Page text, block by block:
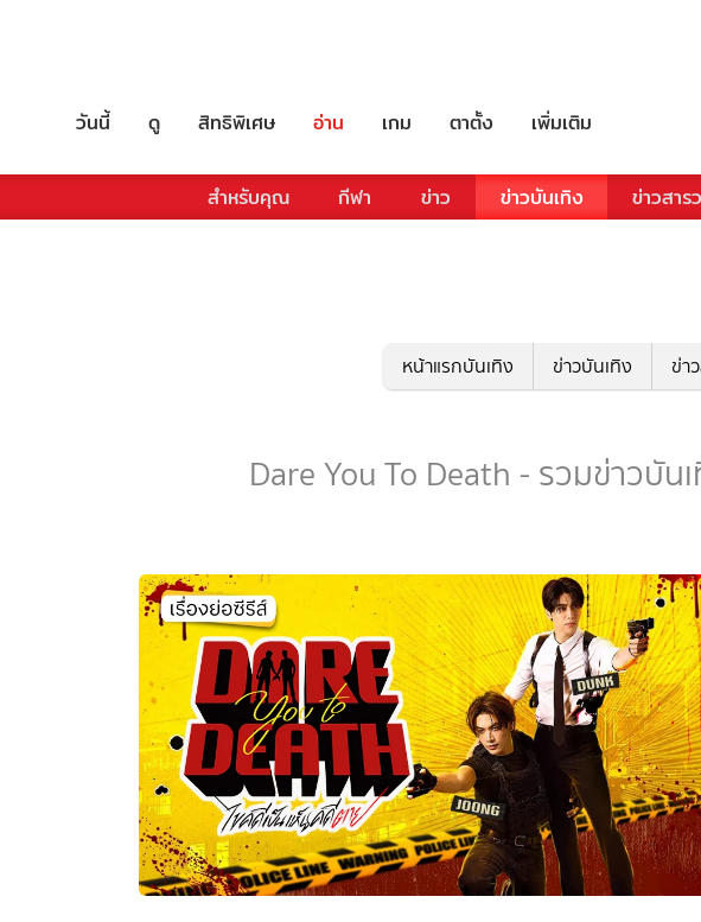
วันนี้ ดู สิทธิพิเศษ อ่าน เกม ตาตั้ง เพิ่มเติม
สำหรับคุณ กีฬา ข่าว ข่าวบันเทิง ข่าวสาร
หน้าแรกบันเทิง ข่าวบันเทิง ข่า
Dare You To Death - รวมข่าวบั